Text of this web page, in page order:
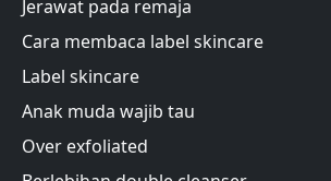
Jerawat pada remaja
Cara membaca label skincare
Label skincare
Anak muda wajib tau
Over exfoliated